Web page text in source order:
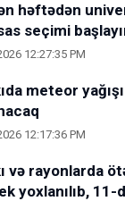
həftədən
seçimi
12:27:35 PM
meteor
12:17:36 PM
və rayonlarda
yoxlanılıb, 11-